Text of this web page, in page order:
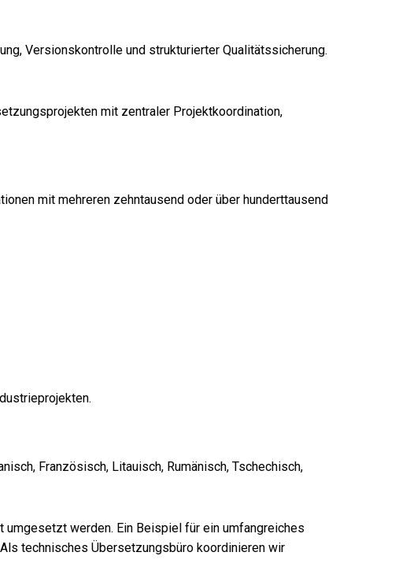
Versionskontrolle und strukturierter Qualitätssicherung.
mit zentraler Projektkoordination,
mit mehreren zehntausend oder über hunderttausend
Französisch, Litauisch, Rumänisch, Tschechisch,
werden. Ein Beispiel für ein umfangreiches
technisches Übersetzungsbüro koordinieren wir